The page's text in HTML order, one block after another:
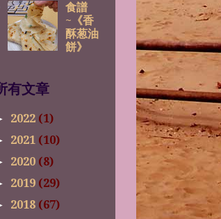
食譜
~《香
酥葱油
餅》
有文章
2022 (1)
2021 (10)
2020 (8)
2019 (29)
2018 (67)